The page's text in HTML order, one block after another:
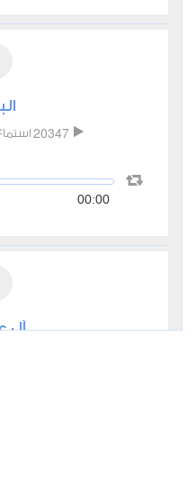
20347
00:00
آل